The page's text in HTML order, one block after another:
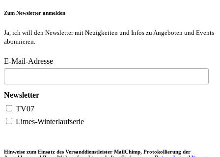
Zum Newsletter anmelden
Ja, ich will den Newsletter mit Neuigkeiten und Infos zu Angeboten und Events
abonnieren.
E-Mail-Adresse
Newsletter
TV07
Limes-Winterlaufserie
Hinweise zum Einsatz des Versanddienstleister MailChimp, Protokollierung der